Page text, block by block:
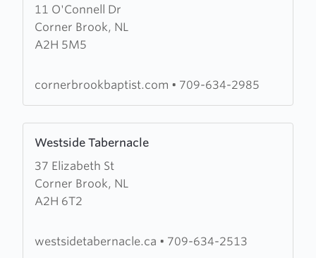
11 O'Connell Dr
Corner Brook, NL
A2H 5M5
about
Corner
Brook
Church
cornerbrookbaptist.com • 709-634-2985
Westside Tabernacle
37 Elizabeth St
Corner Brook, NL
A2H 6T2
more
about
Westside
Tabernacle
westsidetabernacle.ca • 709-634-2513